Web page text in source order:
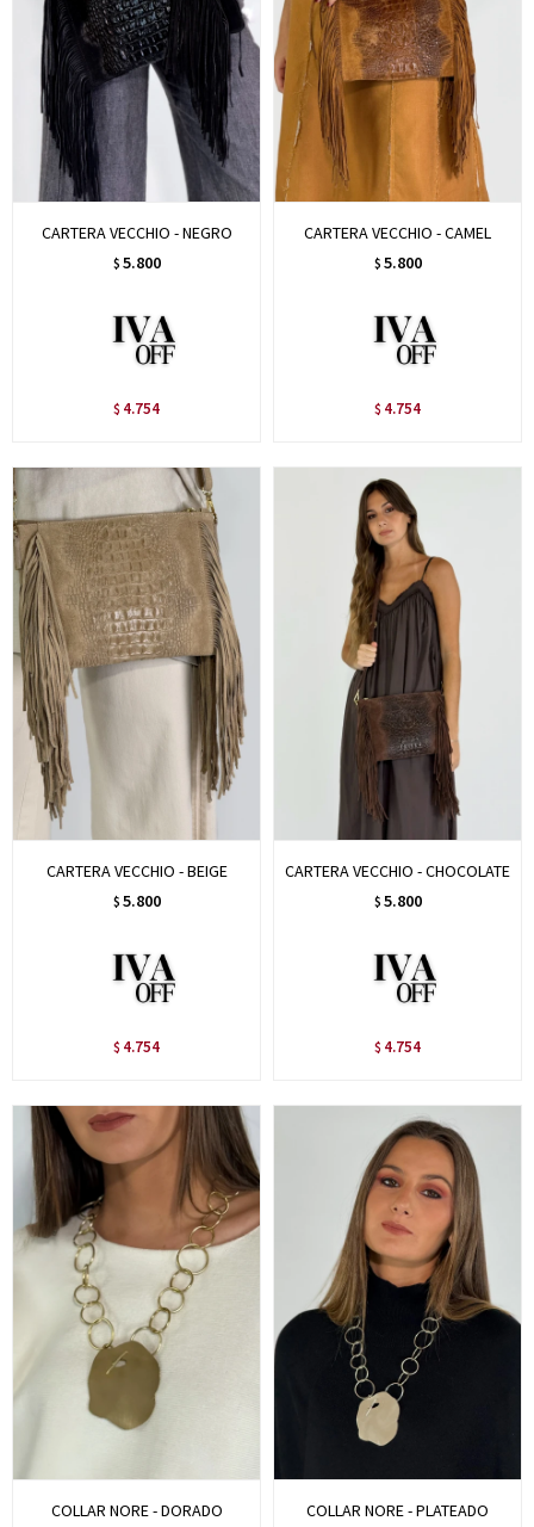
CARTERA VECCHIO - NEGRO
$ 5.800
$ 4.754
CARTERA VECCHIO - CAMEL
$ 5.800
$ 4.754
CARTERA VECCHIO - BEIGE
$ 5.800
$ 4.754
CARTERA VECCHIO - CHOCOLATE
$ 5.800
$ 4.754
COLLAR NORE - DORADO COLLAR NORE - PLATEADO